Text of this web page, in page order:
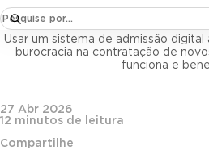
Usar um sistema de admissão digital
burocracia na contratação de
funciona e
27 Abr 2026
12 minutos de leitura
Compartilhe